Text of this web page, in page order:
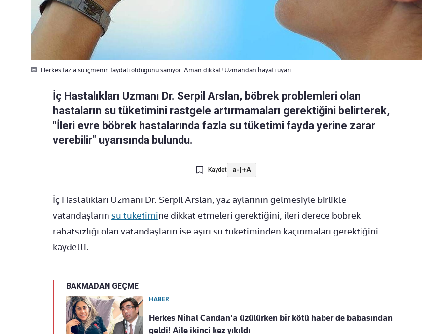
Herkes fazla su içmenin faydali oldugunu saniyor: Aman dikkat! Uzmandan hayati uyari...
İç Hastalıkları Uzmanı Dr. Serpil Arslan, böbrek problemleri olan
hastaların su tüketimini rastgele artırmamaları gerektiğini belirterek,
"İleri evre böbrek hastalarında fazla su tüketimi fayda yerine zarar
verebilir" uyarısında bulundu.
Kaydet a-|+A
İç Hastalıkları Uzmanı Dr. Serpil Arslan, yaz aylarının gelmesiyle birlikte
vatandaşların su tüketimine dikkat etmeleri gerektiğini, ileri derece böbrek
rahatsızlığı olan vatandaşların ise aşırı su tüketiminden kaçınmaları gerektiğini
kaydetti.
BAKMADAN GEÇME
HABER
Herkes Nihal Candan'a üzülürken bir kötü haber de babasından
geldi! Aile ikinci kez yıkıldı